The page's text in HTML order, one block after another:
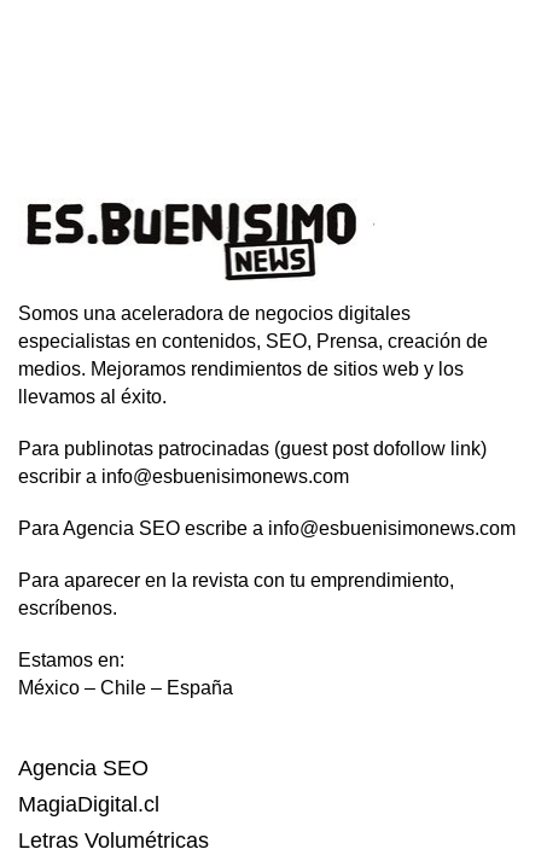
Somos una aceleradora de negocios digitales
especialistas en contenidos, SEO, Prensa, creación de
medios. Mejoramos rendimientos de sitios web y los
llevamos al éxito.
Para publinotas patrocinadas (guest post dofollow link)
escribir a info@esbuenisimonews.com
Para Agencia SEO escribe a info@esbuenisimonews.com
Para aparecer en la revista con tu emprendimiento,
escríbenos.
Estamos en:
México – Chile – España
Agencia SEO
MagiaDigital.cl
Letras Volumétricas